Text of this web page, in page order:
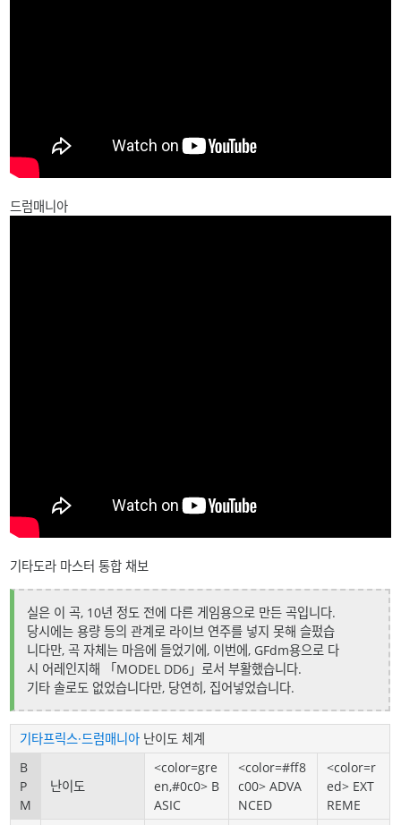
드럼매니아
기타도라 마스터 통합 채보
실은 이 곡, 10년 정도 전에 다른 게임용으로 만든 곡입니다.
당시에는 용량 등의 관계로 라이브 연주를 넣지 못해 슬펐습
니다만, 곡 자체는 마음에 들었기에, 이번에, GFdm용으로 다
시 어레인지해 「MODEL DD6」로서 부활했습니다.
기타 솔로도 없었습니다만, 당연히, 집어넣었습니다.
기타프릭스·드럼매니아 난이도 체계
B
P
M
난이도
<color=gre
en,#0c0> B
ASIC
<color=#ff8
c00> ADVA
NCED
<color=r
ed> EXT
REME